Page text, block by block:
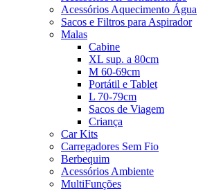
Acessórios Aquecimento Água
Sacos e Filtros para Aspirador
Malas
Cabine
XL sup. a 80cm
M 60-69cm
Portátil e Tablet
L 70-79cm
Sacos de Viagem
Criança
Car Kits
Carregadores Sem Fio
Berbequim
Acessórios Ambiente
MultiFunções